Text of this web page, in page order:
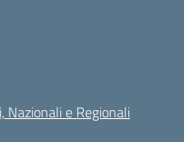
Nazionali e Regionali